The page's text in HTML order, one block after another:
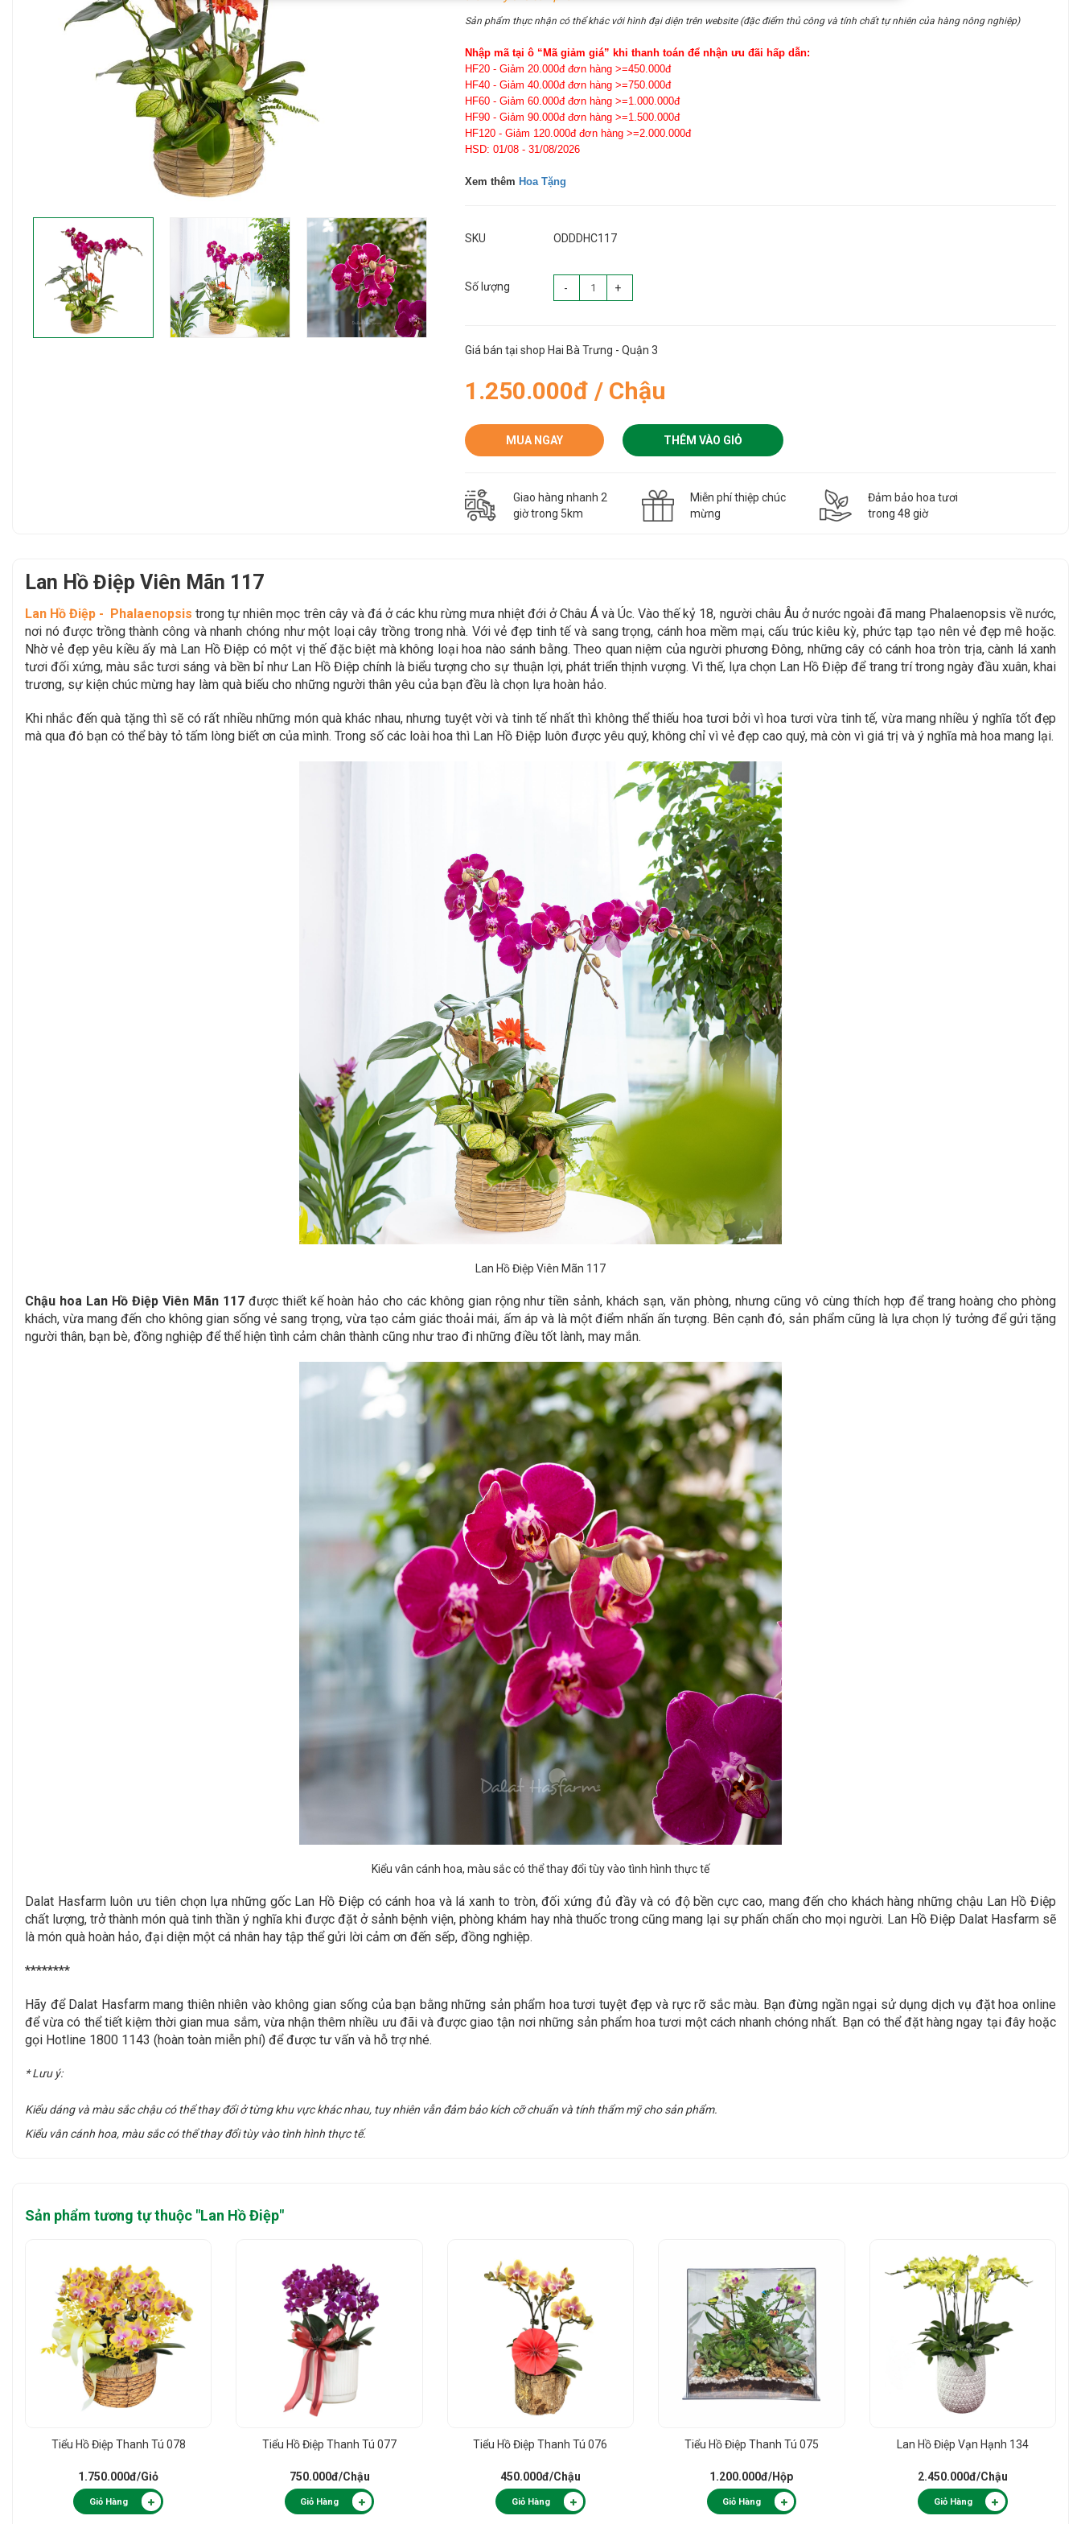
Sản phẩm thực nhận có thể khác với hình đại diện trên website (đặc điểm thủ công và tính chất tự nhiên của hàng nông nghiệp)
Nhập mã tại ô “Mã giảm giá” khi thanh toán để nhận ưu đãi hấp dẫn:
HF20 - Giảm 20.000đ đơn hàng >=450.000đ
HF40 - Giảm 40.000đ đơn hàng >=750.000đ
HF60 - Giảm 60.000đ đơn hàng >=1.000.000đ
HF90 - Giảm 90.000đ đơn hàng >=1.500.000đ
HF120 - Giảm 120.000đ đơn hàng >=2.000.000đ
HSD: 01/08 - 31/08/2026
Xem thêm Hoa Tặng
SKU ODDDHC117
Số lượng - +
Giá bán tại shop Hai Bà Trưng - Quận 3
1.250.000đ / Chậu
MUA NGAY THÊM VÀO GIỎ
Giao hàng nhanh 2
giờ trong 5km
Miễn phí thiệp chúc
mừng
Đảm bảo hoa tươi
trong 48 giờ
Lan Hồ Điệp Viên Mãn 117
Lan Hồ Điệp - Phalaenopsis trong tự nhiên mọc trên cây và đá ở các khu rừng mưa nhiệt đới ở Châu Á và Úc. Vào thế kỷ 18, người châu Âu ở nước ngoài đã mang Phalaenopsis về nước,
nơi nó được trồng thành công và nhanh chóng như một loại cây trồng trong nhà. Với vẻ đẹp tinh tế và sang trọng, cánh hoa mềm mại, cấu trúc kiêu kỳ, phức tạp tạo nên vẻ đẹp mê hoặc.
Nhờ vẻ đẹp yêu kiều ấy mà Lan Hồ Điệp có một vị thế đặc biệt mà không loại hoa nào sánh bằng. Theo quan niệm của người phương Đông, những cây có cánh hoa tròn trịa, cành lá xanh
tươi đối xứng, màu sắc tươi sáng và bền bỉ như Lan Hồ Điệp chính là biểu tượng cho sự thuận lợi, phát triển thịnh vượng. Vì thế, lựa chọn Lan Hồ Điệp để trang trí trong ngày đầu xuân, khai
trương, sự kiện chúc mừng hay làm quà biếu cho những người thân yêu của bạn đều là chọn lựa hoàn hảo.
Khi nhắc đến quà tặng thì sẽ có rất nhiều những món quà khác nhau, nhưng tuyệt vời và tinh tế nhất thì không thể thiếu hoa tươi bởi vì hoa tươi vừa tinh tế, vừa mang nhiều ý nghĩa tốt đẹp
mà qua đó bạn có thể bày tỏ tấm lòng biết ơn của mình. Trong số các loài hoa thì Lan Hồ Điệp luôn được yêu quý, không chỉ vì vẻ đẹp cao quý, mà còn vì giá trị và ý nghĩa mà hoa mang lại.
Lan Hồ Điệp Viên Mãn 117
Chậu hoa Lan Hồ Điệp Viên Mãn 117được thiết kế hoàn hảo cho các không gian rộng như tiền sảnh, khách sạn, văn phòng, nhưng cũng vô cùng thích hợp để trang hoàng cho phòng
khách, vừa mang đến cho không gian sống vẻ sang trọng, vừa tạo cảm giác thoải mái, ấm áp và là một điểm nhấn ấn tượng. Bên cạnh đó, sản phẩm cũng là lựa chọn lý tưởng để gửi tặng
người thân, bạn bè, đồng nghiệp để thể hiện tình cảm chân thành cũng như trao đi những điều tốt lành, may mắn.
Kiểu vân cánh hoa, màu sắc có thể thay đổi tùy vào tình hình thực tế
Dalat Hasfarm luôn ưu tiên chọn lựa những gốc Lan Hồ Điệp có cánh hoa và lá xanh to tròn, đối xứng đủ đầy và có độ bền cực cao, mang đến cho khách hàng những chậu Lan Hồ Điệp
chất lượng, trở thành món quà tinh thần ý nghĩa khi được đặt ở sảnh bệnh viện, phòng khám hay nhà thuốc trong cũng mang lại sự phấn chấn cho mọi người. Lan Hồ Điệp Dalat Hasfarm sẽ
là món quà hoàn hảo, đại diện một cá nhân hay tập thể gửi lời cảm ơn đến sếp, đồng nghiệp.
********
Hãy để Dalat Hasfarm mang thiên nhiên vào không gian sống của bạn bằng những sản phẩm hoa tươi tuyệt đẹp và rực rỡ sắc màu. Bạn đừng ngần ngại sử dụng dịch vụ đặt hoa online
để vừa có thể tiết kiệm thời gian mua sắm, vừa nhận thêm nhiều ưu đãi và được giao tận nơi những sản phẩm hoa tươi một cách nhanh chóng nhất. Bạn có thể đặt hàng ngay tại đây hoặc
gọi Hotline 1800 1143 (hoàn toàn miễn phí) để được tư vấn và hỗ trợ nhé.
* Lưu ý:
Kiểu dáng và màu sắc chậu có thể thay đổi ở từng khu vực khác nhau, tuy nhiên vẫn đảm bảo kích cỡ chuẩn và tính thẩm mỹ cho sản phẩm.
Kiểu vân cánh hoa, màu sắc có thể thay đổi tùy vào tình hình thực tế.
Sản phẩm tương tự thuộc "Lan Hồ Điệp"
Tiểu Hồ Điệp Thanh Tú 078
1.750.000đ/Giỏ
Giỏ Hàng
Tiểu Hồ Điệp Thanh Tú 077
750.000đ/Chậu
Giỏ Hàng
Tiểu Hồ Điệp Thanh Tú 076
450.000đ/Chậu
Giỏ Hàng
Tiểu Hồ Điệp Thanh Tú 075
1.200.000đ/Hộp
Giỏ Hàng
Lan Hồ Điệp Vạn Hạnh 134
2.450.000đ/Chậu
Giỏ Hàng